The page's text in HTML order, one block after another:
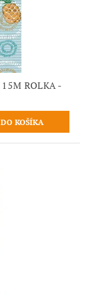
ROLKA -